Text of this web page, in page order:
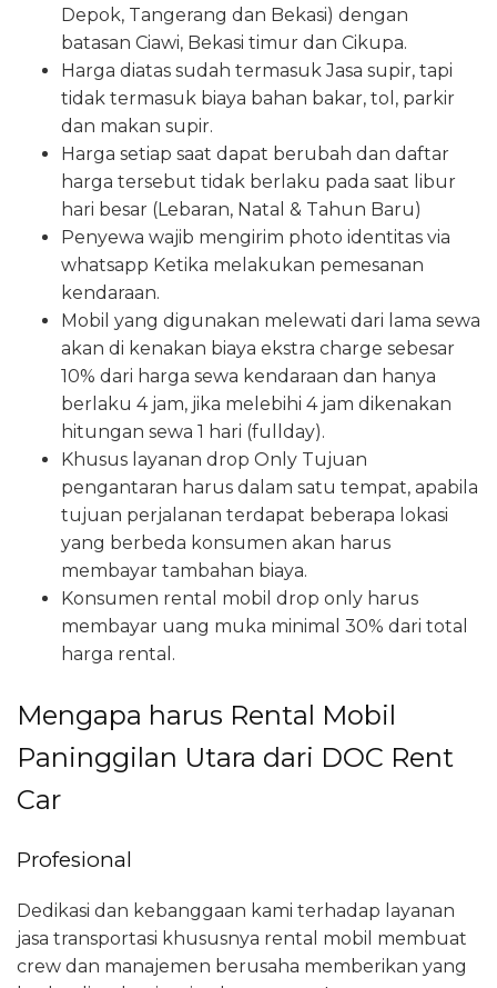
Depok, Tangerang dan Bekasi) dengan
batasan Ciawi, Bekasi timur dan Cikupa.
Harga diatas sudah termasuk Jasa supir, tapi
tidak termasuk biaya bahan bakar, tol, parkir
dan makan supir.
Harga setiap saat dapat berubah dan daftar
harga tersebut tidak berlaku pada saat libur
hari besar (Lebaran, Natal & Tahun Baru)
Penyewa wajib mengirim photo identitas via
whatsapp Ketika melakukan pemesanan
kendaraan.
Mobil yang digunakan melewati dari lama sewa
akan di kenakan biaya ekstra charge sebesar
10% dari harga sewa kendaraan dan hanya
berlaku 4 jam, jika melebihi 4 jam dikenakan
hitungan sewa 1 hari (fullday).
Khusus layanan drop Only Tujuan
pengantaran harus dalam satu tempat, apabila
tujuan perjalanan terdapat beberapa lokasi
yang berbeda konsumen akan harus
membayar tambahan biaya.
Konsumen rental mobil drop only harus
membayar uang muka minimal 30% dari total
harga rental.
Mengapa harus Rental Mobil
Paninggilan Utara dari DOC Rent
Car
Profesional
Dedikasi dan kebanggaan kami terhadap layanan
jasa transportasi khususnya rental mobil membuat
crew dan manajemen berusaha memberikan yang